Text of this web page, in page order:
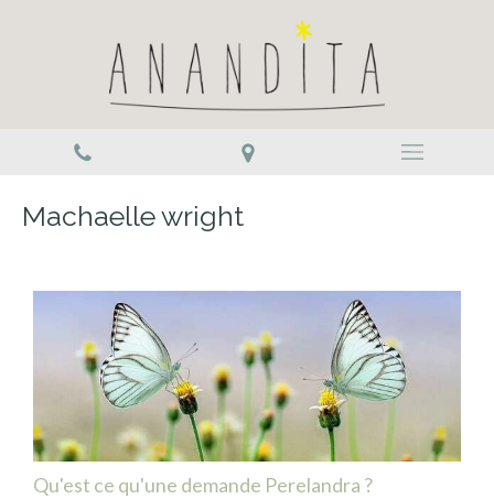
Machaelle wright
Qu'est ce qu'une demande Perelandra ?